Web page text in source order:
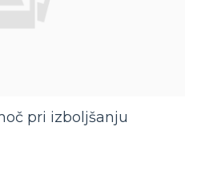
pri izboljšanju